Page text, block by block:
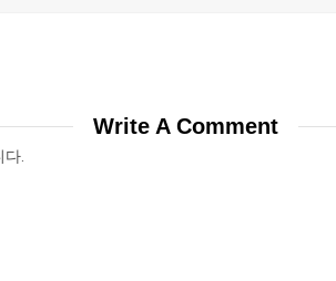
Write A Comment
.